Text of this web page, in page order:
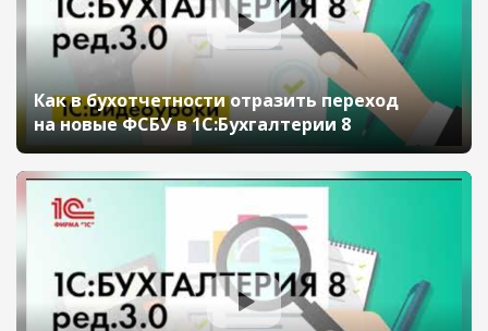
Как в бухотчетности отразить переход
на новые ФСБУ в 1С:Бухгалтерии 8